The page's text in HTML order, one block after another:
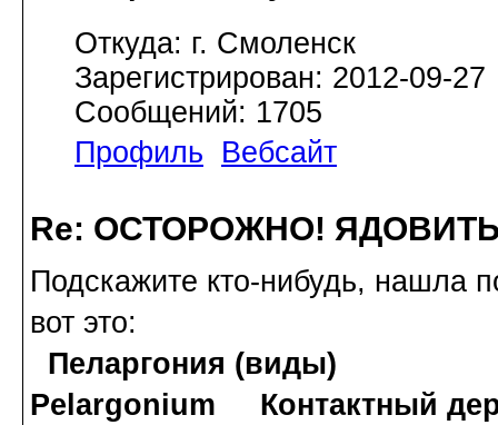
Откуда: г. Смоленск
Зарегистрирован: 2012-09-27
Сообщений: 1705
Профиль
Вебсайт
Re: ОСТОРОЖНО!
Подскажите кто-нибудь, нашла
вот это:
Пеларгония (виды)
Pelargonium Контактный